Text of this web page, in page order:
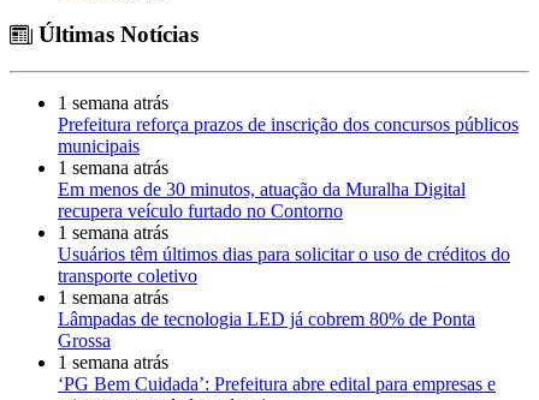
Últimas Notícias
1 semana atrás
Prefeitura reforça prazos de inscrição dos concursos públicos
municipais
1 semana atrás
Em menos de 30 minutos, atuação da Muralha Digital
recupera veículo furtado no Contorno
1 semana atrás
Usuários têm últimos dias para solicitar o uso de créditos do
transporte coletivo
1 semana atrás
Lâmpadas de tecnologia LED já cobrem 80% de Ponta
Grossa
1 semana atrás
‘PG Bem Cuidada’: Prefeitura abre edital para empresas e